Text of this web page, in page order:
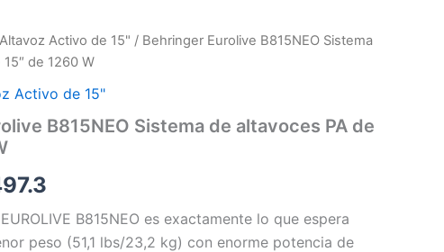
Altavoz Activo de 15" / Behringer Eurolive B815NEO Sistema
de 1260 W
Activo de 15"
B815NEO Sistema de altavoces PA de
B815NEO es exactamente lo que espera
peso (51,1 lbs/23,2 kg) con enorme potencia de